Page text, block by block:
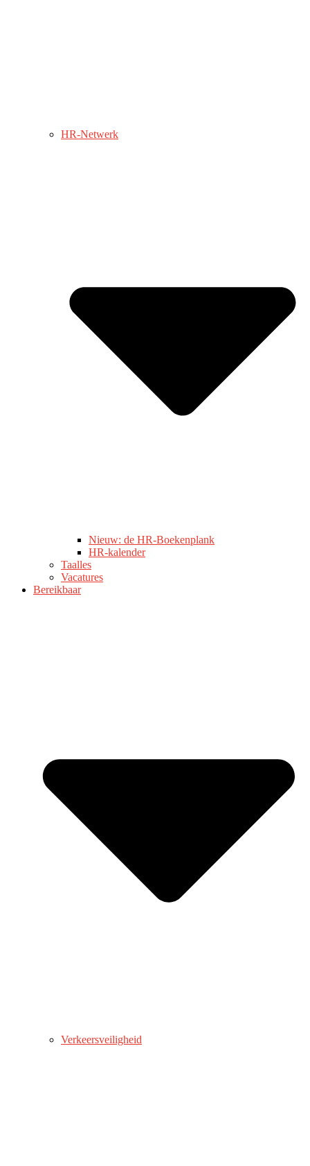
HR-Netwerk
Nieuw: de HR-Boekenplank
HR-kalender
Taalles
Vacatures
Bereikbaar
Verkeersveiligheid